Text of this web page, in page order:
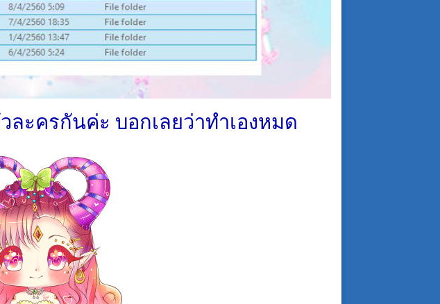
ะครกันค่ะ บอกเลยว่าทำเองหมด